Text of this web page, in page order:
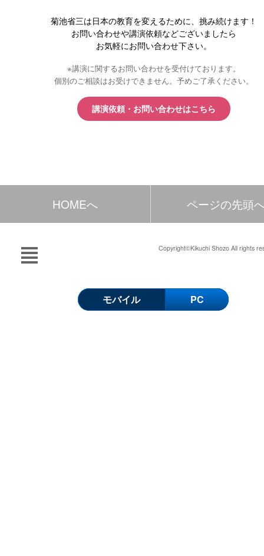
菊池省三は日本の教育を変えるために、挑み続けます！
お問い合わせや講演依頼などございましたら
お気軽にお問い合わせ下さい。
※講演に関するお問い合わせを受付けております。
個別のご相談はお受けできません。予めご了承ください。
講演依頼・お問い合わせはこちら
HOMEへ ページの先頭
Copyright©Kikuchi Shozo All rights
モバイル PC